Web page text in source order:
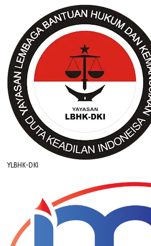
YLBHK-DKI